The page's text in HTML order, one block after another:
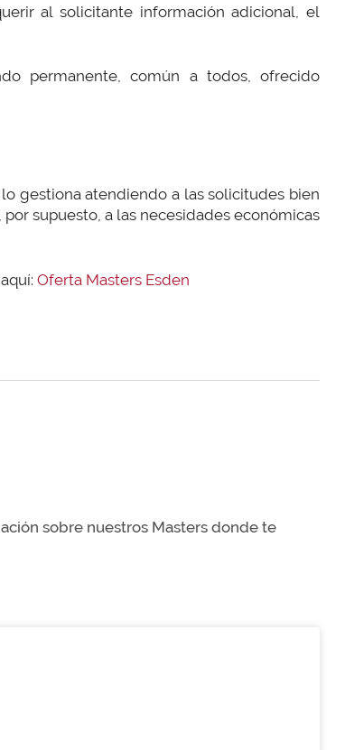
al solicitante información adicional, el
permanente, común a todos, ofrecido
gestiona atendiendo a las solicitudes bien
supuesto, a las necesidades económicas
Oferta Masters Esden
sobre nuestros Masters donde te